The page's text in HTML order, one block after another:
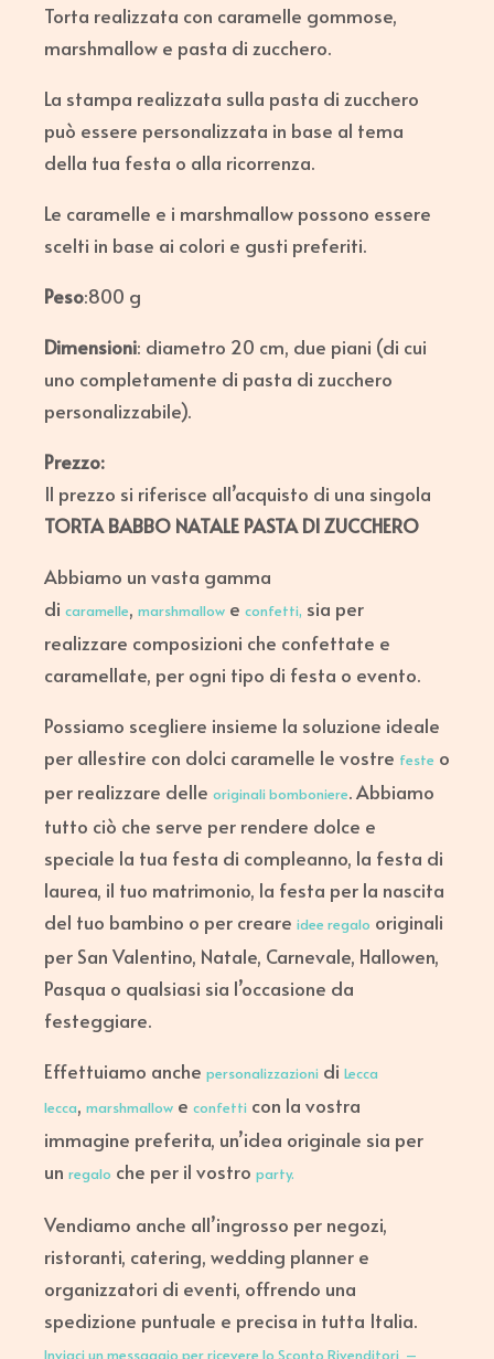
Torta realizzata con caramelle gommose,
marshmallow e pasta di zucchero.
La stampa realizzata sulla pasta di zucchero
può essere personalizzata in base al tema
della tua festa o alla ricorrenza.
Le caramelle e i marshmallow possono essere
scelti in base ai colori e gusti preferiti.
Peso:800 g
Dimensioni: diametro 20 cm, due piani (di cui
uno completamente di pasta di zucchero
personalizzabile).
Prezzo:
Il prezzo si riferisce all’acquisto di una singola
TORTA BABBO NATALE PASTA DI ZUCCHERO
Abbiamo un vasta gamma
di caramelle, marshmallow e confetti, sia per
realizzare composizioni che confettate e
caramellate, per ogni tipo di festa o evento.
Possiamo scegliere insieme la soluzione ideale
per allestire con dolci caramelle le vostre feste o
per realizzare delle originali bomboniere. Abbiamo
tutto ciò che serve per rendere dolce e
speciale la tua festa di compleanno, la festa di
laurea, il tuo matrimonio, la festa per la nascita
del tuo bambino o per creare idee regalo originali
per San Valentino, Natale, Carnevale, Hallowen,
Pasqua o qualsiasi sia l’occasione da
festeggiare.
Effettuiamo anche personalizzazioni di Lecca
lecca, marshmallow e confetti con la vostra
immagine preferita, un’idea originale sia per
un regalo che per il vostro party.
Vendiamo anche all’ingrosso per negozi,
ristoranti, catering, wedding planner e
organizzatori di eventi, offrendo una
spedizione puntuale e precisa in tutta Italia.
Inviaci un messaggio per ricevere lo Sconto Rivenditori –